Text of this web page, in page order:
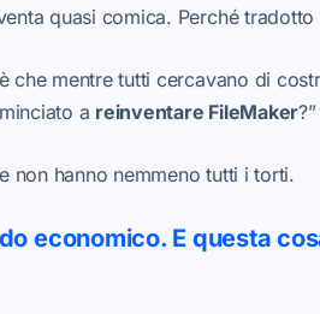
quasi comica. Perché
che mentre tutti cercavano di
a reinventare FileMaker?”
non hanno nemmeno tutti i torti.
economico. E questa